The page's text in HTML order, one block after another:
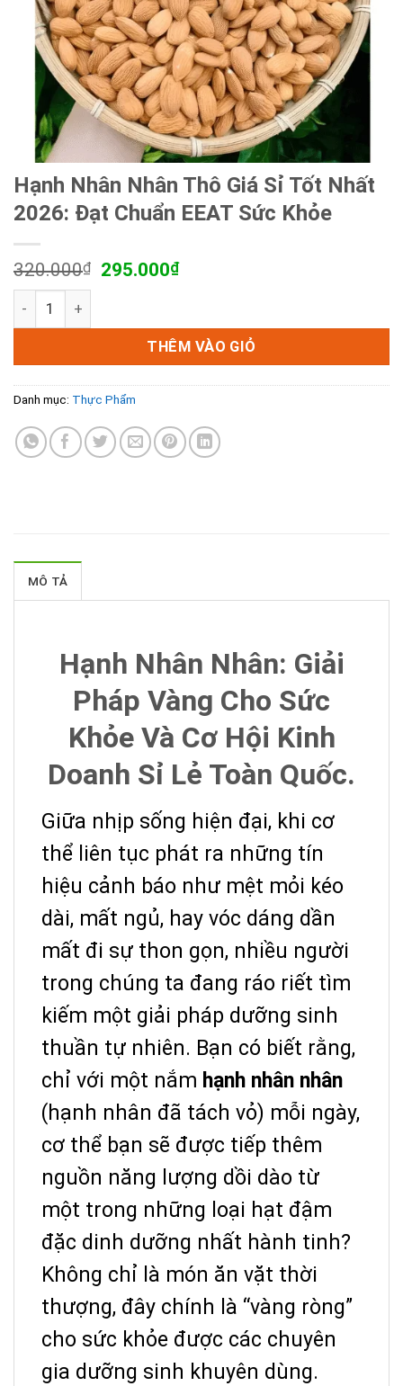
Hạnh Nhân Nhân Thô Giá Sỉ Tốt Nhất
2026: Đạt Chuẩn EEAT Sức Khỏe
320.000₫
Giá
320.000₫.
295.000₫Giá
là:
295.000₫.
Hạnh Nhân Nhân Thô Giá Sỉ Tốt Nhất 2026: Đạt Chuẩn
THÊM VÀO GIỎ
Danh mục: Thực Phẩm
MÔ TẢ
Hạnh Nhân Nhân: Giải
Pháp Vàng Cho Sức
Khỏe Và Cơ Hội Kinh
Doanh Sỉ Lẻ Toàn Quốc.
Giữa nhịp sống hiện đại, khi cơ
thể liên tục phát ra những tín
hiệu cảnh báo như mệt mỏi kéo
dài, mất ngủ, hay vóc dáng dần
mất đi sự thon gọn, nhiều người
trong chúng ta đang ráo riết tìm
kiếm một giải pháp dưỡng sinh
thuần tự nhiên. Bạn có biết rằng,
chỉ với một nắm hạnh nhân nhân
(hạnh nhân đã tách vỏ) mỗi ngày,
cơ thể bạn sẽ được tiếp thêm
nguồn năng lượng dồi dào từ
một trong những loại hạt đậm
đặc dinh dưỡng nhất hành tinh?
Không chỉ là món ăn vặt thời
thượng, đây chính là “vàng ròng”
cho sức khỏe được các chuyên
gia dưỡng sinh khuyên dùng.